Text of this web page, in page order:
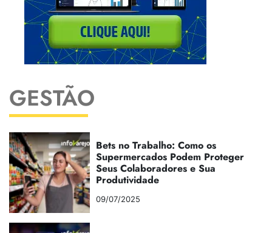
GESTÃO
Bets no Trabalho: Como os
Supermercados Podem Proteger
Seus Colaboradores e Sua
Produtividade
09/07/2025